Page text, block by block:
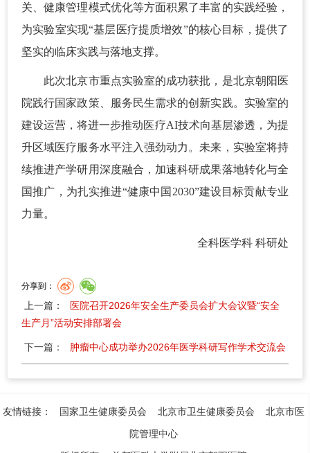
关、健康管理模式优化等方面积累了丰富的实践经验，
为实验室实现“基层医疗提质增效”的核心目标，提供了
坚实的临床实践与落地支撑。
此次北京市重点实验室的成功获批，是北京朝阳医
院践行国家政策、服务民生需求的创新实践。实验室的
建设运营，将进一步推动医疗AI技术向基层渗透，为提
升区域医疗服务水平注入强劲动力。未来，实验室将持
续推进产学研用深度融合，加速科研成果落地转化与全
国推广，为扎实推进“健康中国2030”建设目标贡献专业
力量。
全科医学科 科研处
分享到：
上一篇：
医院召开2026年安全生产委员会扩大会议暨“安全
生产月”活动安排部署会
下一篇： 肿瘤中心成功举办2026年医学科研写作学术交流会
友情链接： 国家卫生健康委员会 北京市卫生健康委员会
北京市医
院管理中心